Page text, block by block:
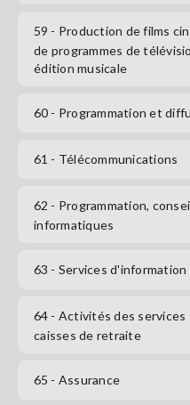
59 - Production de films
de programmes de
édition musicale
60 - Programmation et
61 - Télécommunications
62 - Programmation,
informatiques
63 - Services d'information
64 - Activités des services
caisses de retraite
65 - Assurance